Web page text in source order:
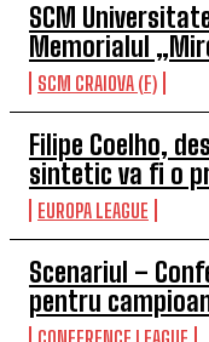
SCM
Memorialul
SCM CRAIOVA (F)
Filipe Coelho,
sintetic va fi o
EUROPA LEAGUE
Scenariul –
pentru